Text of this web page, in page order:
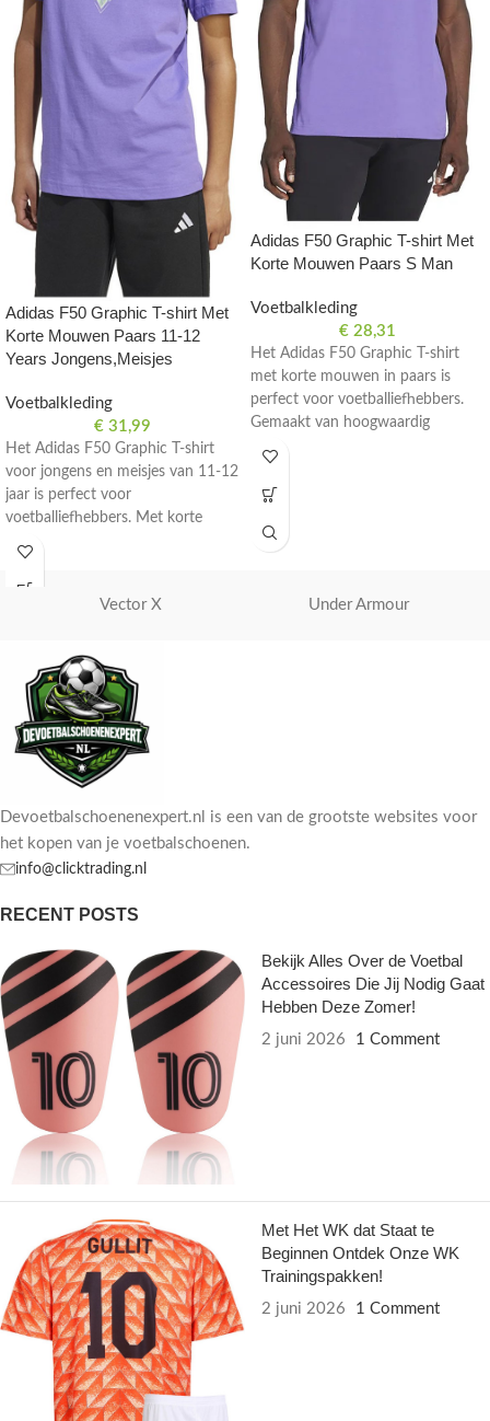
Adidas F50 Graphic T-shirt Met
Korte Mouwen Paars 11-12
Years Jongens,Meisjes
Voetbalkleding
€ 31,99
Het Adidas F50 Graphic T-shirt
voor jongens en meisjes van 11-12
jaar is perfect voor
voetballiefhebbers. Met korte
Adidas F50 Graphic T-shirt Met
Korte Mouwen Paars S Man
Voetbalkleding
€ 28,31
Het Adidas F50 Graphic T-shirt
met korte mouwen in paars is
perfect voor voetballiefhebbers.
Gemaakt van hoogwaardig
Vector X Under Armour
Devoetbalschoenenexpert.nl is een van de grootste websites voor
het kopen van je voetbalschoenen.
info@clicktrading.nl
RECENT POSTS
Bekijk Alles Over de Voetbal
Accessoires Die Jij Nodig Gaat
Hebben Deze Zomer!
2 juni 2026 1 Comment
Met Het WK dat Staat te
Beginnen Ontdek Onze WK
Trainingspakken!
2 juni 2026 1 Comment